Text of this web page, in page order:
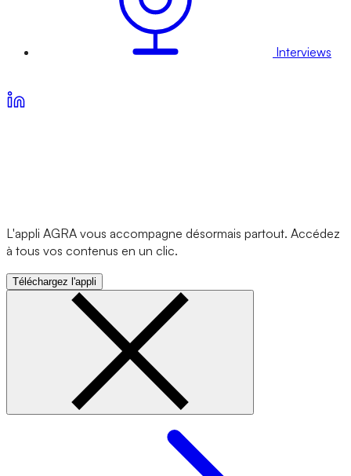
Interviews
L'appli AGRA vous accompagne désormais partout. Accédez
à tous vos contenus en un clic.
Téléchargez l'appli